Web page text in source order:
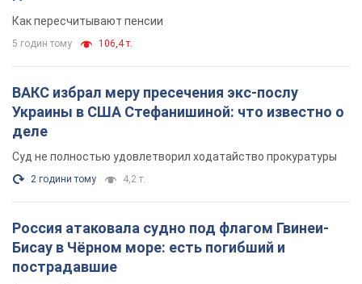
Как пересчитывают пенсии
5 годин тому 106,4 т.
ВАКС избрал меру пресечения экс-послу
Украины в США Стефанишиной: что известно о
деле
Суд не полностью удовлетворил ходатайство прокуратуры
2 години тому 4,2 т.
Россия атаковала судно под флагом Гвинеи-
Бисау в Чёрном море: есть погибший и
пострадавшие